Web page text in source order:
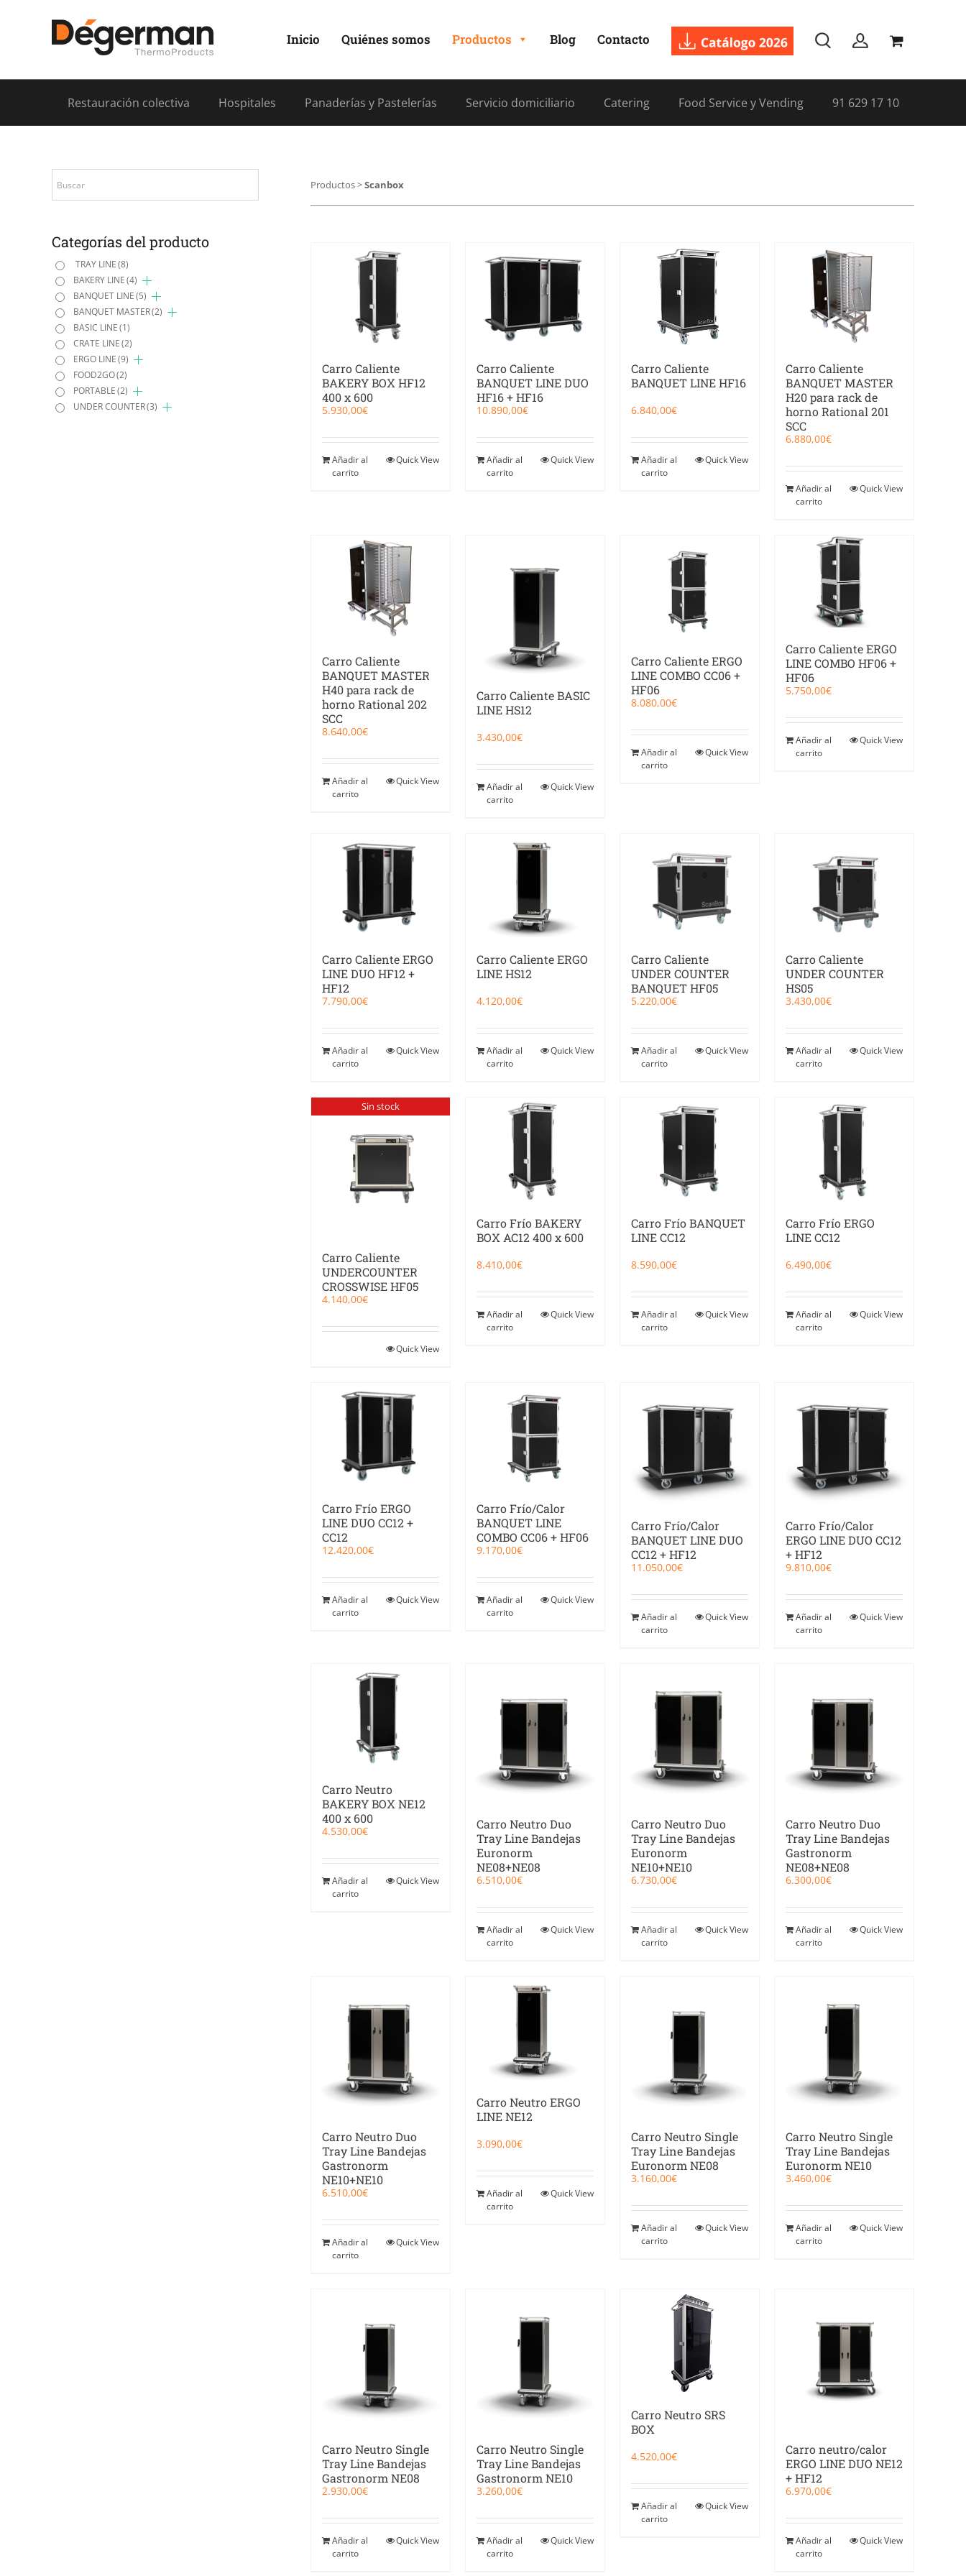
Inicio Quiénes somos Productos Blog Contacto
Restauración colectiva Hospitales Panaderías y Pastelerías Servicio domiciliario Catering Food Service y Vending 91 629 17 10
Productos>Scanbox
Carro Caliente
BAKERY BOX HF12
400 x 600
5.930,00€
Añadir al
carrito
Quick View
Carro Caliente
BANQUET LINE DUO
HF16 + HF16
10.890,00€
Añadir al
carrito
Quick View
Carro Caliente
BANQUET LINE HF16
6.840,00€
Añadir al
carrito
Quick View
Carro Caliente
BANQUET MASTER
H20 para rack de
horno Rational 201
SCC
6.880,00€
Añadir al
carrito
Quick View
Carro Caliente
BANQUET MASTER
H40 para rack de
horno Rational 202
SCC
8.640,00€
Añadir al
carrito
Quick View
Carro Caliente BASIC
LINE HS12
3.430,00€
Añadir al
carrito
Quick View
Carro Caliente ERGO
LINE COMBO CC06 +
HF06
8.080,00€
Añadir al
carrito
Quick View
Carro Caliente ERGO
LINE COMBO HF06 +
HF06
5.750,00€
Añadir al
carrito
Quick View
Carro Caliente ERGO
LINE DUO HF12 +
HF12
7.790,00€
Añadir al
carrito
Quick View
Carro Caliente ERGO
LINE HS12
4.120,00€
Añadir al
carrito
Quick View
Carro Caliente
UNDER COUNTER
BANQUET HF05
5.220,00€
Añadir al
carrito
Quick View
Carro Caliente
UNDER COUNTER
HS05
3.430,00€
Añadir al
carrito
Quick View
Sin stock
Carro Caliente
UNDERCOUNTER
CROSSWISE HF05
4.140,00€
Quick View
Carro Frío BAKERY
BOX AC12 400 x 600
8.410,00€
Añadir al
carrito
Quick View
Carro Frío BANQUET
LINE CC12
8.590,00€
Añadir al
carrito
Quick View
Carro Frío ERGO
LINE CC12
6.490,00€
Añadir al
carrito
Quick View
Carro Frío ERGO
LINE DUO CC12 +
CC12
12.420,00€
Añadir al
carrito
Quick View
Carro Frío/Calor
BANQUET LINE
COMBO CC06 + HF06
9.170,00€
Añadir al
carrito
Quick View
Carro Frío/Calor
BANQUET LINE DUO
CC12 + HF12
11.050,00€
Añadir al
carrito
Quick View
Carro Frío/Calor
ERGO LINE DUO CC12
+ HF12
9.810,00€
Añadir al
carrito
Quick View
Carro Neutro
BAKERY BOX NE12
400 x 600
4.530,00€
Añadir al
carrito
Quick View
Carro Neutro Duo
Tray Line Bandejas
Euronorm
NE08+NE08
6.510,00€
Añadir al
carrito
Quick View
Carro Neutro Duo
Tray Line Bandejas
Euronorm
NE10+NE10
6.730,00€
Añadir al
carrito
Quick View
Carro Neutro Duo
Tray Line Bandejas
Gastronorm
NE08+NE08
6.300,00€
Añadir al
carrito
Quick View
Carro Neutro Duo
Tray Line Bandejas
Gastronorm
NE10+NE10
6.510,00€
Añadir al
carrito
Quick View
Carro Neutro ERGO
LINE NE12
3.090,00€
Añadir al
carrito
Quick View
Carro Neutro Single
Tray Line Bandejas
Euronorm NE08
3.160,00€
Añadir al
carrito
Quick View
Carro Neutro Single
Tray Line Bandejas
Euronorm NE10
3.460,00€
Añadir al
carrito
Quick View
Carro Neutro Single
Tray Line Bandejas
Gastronorm NE08
2.930,00€
Añadir al
carrito
Quick View
Carro Neutro Single
Tray Line Bandejas
Gastronorm NE10
3.260,00€
Añadir al
carrito
Quick View
Carro Neutro SRS
BOX
4.520,00€
Añadir al
carrito
Quick View
Carro neutro/calor
ERGO LINE DUO NE12
+ HF12
6.970,00€
Añadir al
carrito
Quick View
Categorías del producto
TRAY LINE(8)
BAKERY LINE(4)
BANQUET LINE(5)
BANQUET MASTER(2)
BASIC LINE(1)
CRATE LINE(2)
ERGO LINE(9)
FOOD2GO(2)
PORTABLE(2)
UNDER COUNTER(3)